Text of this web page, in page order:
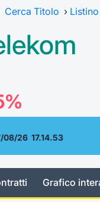
Cerca Titolo ›
08/26 17.14.53
Grafico